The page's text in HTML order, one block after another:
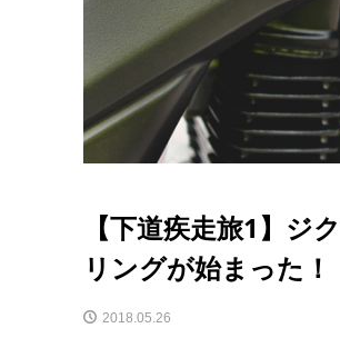
【下道疾走旅1】ジ
リングが始まった！
2018.05.26